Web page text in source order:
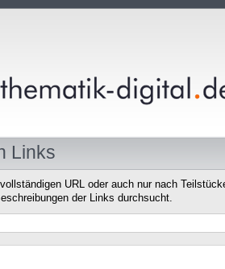
Links
URL oder auch nur nach
der Links durchsucht.